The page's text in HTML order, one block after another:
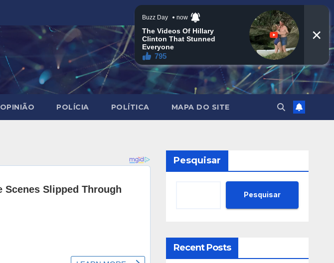
OPINIÃO POLÍCIA POLÍTICA MAPA DO SITE
Pesquisar
Pesquisar
Recent Posts